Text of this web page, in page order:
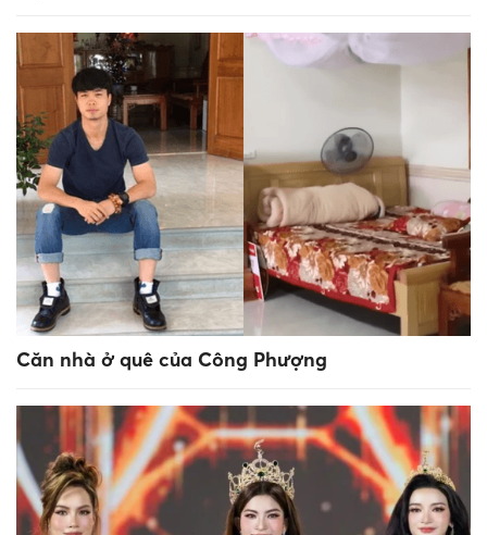
Căn nhà ở quê của Công Phượng